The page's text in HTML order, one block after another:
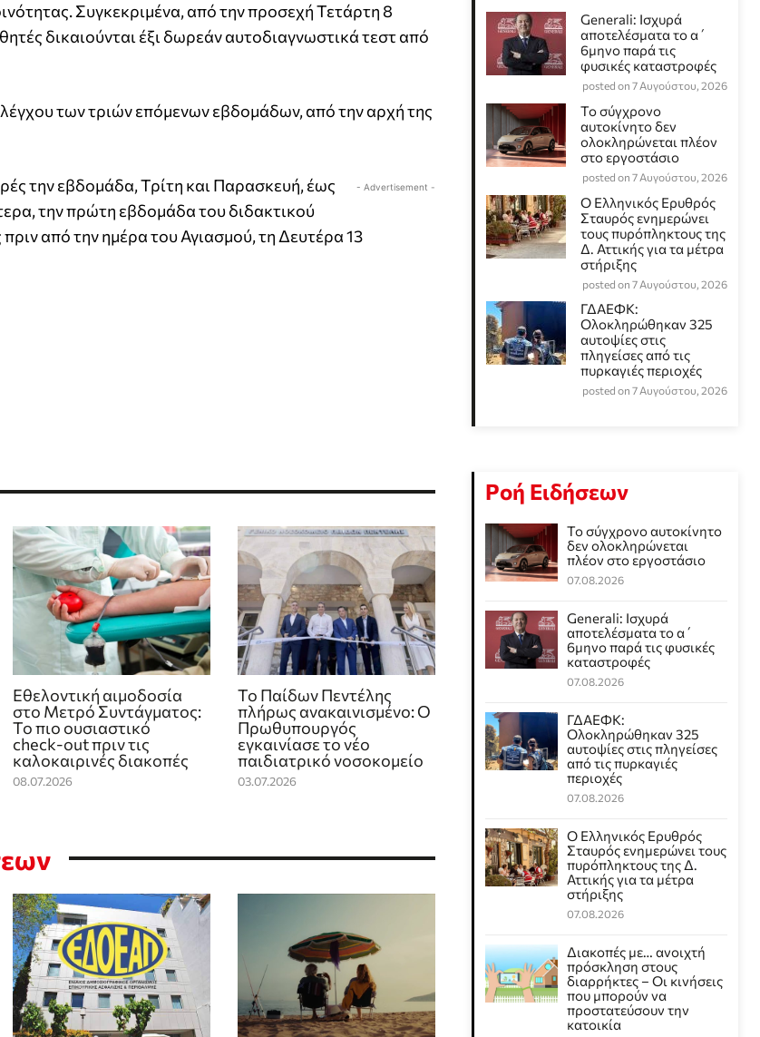
Συγκεκριμένα, από την προσεχή Τετάρτη 8
δικαιούνται έξι δωρεάν αυτοδιαγνωστικά τεστ από
των τριών επόμενων εβδομάδων, από την αρχή της
- Advertisement -
την εβδομάδα, Τρίτη και Παρασκευή, έως
την πρώτη εβδομάδα του διδακτικού
από την ημέρα του Αγιασμού, τη Δευτέρα 13
Εθελοντική αιμοδοσία
στο Μετρό Συντάγματος:
Το πιο ουσιαστικό
check‑out πριν τις
καλοκαιρινές διακοπές
08.07.2026
Το Παίδων Πεντέλης
πλήρως ανακαινισμένο: Ο
Πρωθυπουργός
εγκαινίασε το νέο
παιδιατρικό νοσοκομείο
03.07.2026
Generali: Ισχυρά
αποτελέσματα το α΄
6μηνο παρά τις
φυσικές καταστροφές
posted on 7 Αυγούστου, 2026
Το σύγχρονο
αυτοκίνητο δεν
ολοκληρώνεται πλέον
στο εργοστάσιο
posted on 7 Αυγούστου, 2026
Ο Ελληνικός Ερυθρός
Σταυρός ενημερώνει
τους πυρόπληκτους της
Δ. Αττικής για τα μέτρα
στήριξης
posted on 7 Αυγούστου, 2026
ΓΔΑΕΦΚ:
Ολοκληρώθηκαν 325
αυτοψίες στις
πληγείσες από τις
πυρκαγιές περιοχές
posted on 7 Αυγούστου, 2026
Ροή Ειδήσεων
Το σύγχρονο αυτοκίνητο
δεν ολοκληρώνεται
πλέον στο εργοστάσιο
07.08.2026
Generali: Ισχυρά
αποτελέσματα το α΄
6μηνο παρά τις φυσικές
καταστροφές
07.08.2026
ΓΔΑΕΦΚ:
Ολοκληρώθηκαν 325
αυτοψίες στις πληγείσες
από τις πυρκαγιές
περιοχές
07.08.2026
Ο Ελληνικός Ερυθρός
Σταυρός ενημερώνει τους
πυρόπληκτους της Δ.
Αττικής για τα μέτρα
στήριξης
07.08.2026
Διακοπές με… ανοιχτή
πρόσκληση στους
διαρρήκτες – Οι κινήσεις
που μπορούν να
προστατεύσουν την
κατοικία